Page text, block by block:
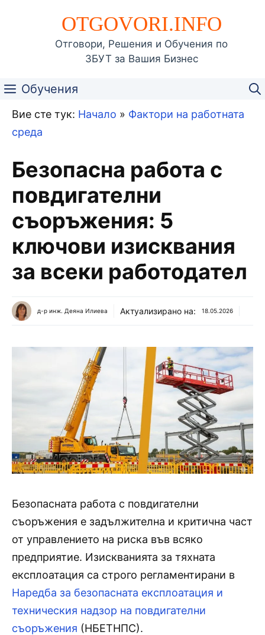
съдържаниетоOTGOVORI.INFO
Отговори, Решения и Обучения по
ЗБУТ за Вашия Бизнес
Обучения
Вие сте тук: Начало » Фактори на работната
среда
Безопасна работа с
повдигателни
съоръжения: 5
ключови изисквания
за всеки работодател
д-р инж. Деяна Илиева Актуализирано на: 18.05.2026
Безопасната работа с повдигателни
съоръжения е задължителна и критична част
от управлението на риска във всяко
предприятие. Изискванията за тяхната
експлоатация са строго регламентирани в
Наредба за безопасната експлоатация и
техническия надзор на повдигателни
съоръжения (НБЕТНПС).